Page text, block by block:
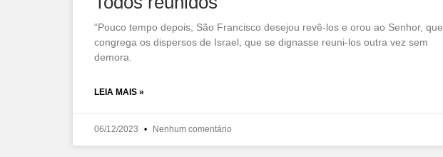
“Pouco tempo depois, São Francisco desejou revê-los e orou ao Senhor, que
congrega os dispersos de Israel, que se dignasse reuni-los outra vez sem
demora.
LEIA MAIS »
06/12/2023 Nenhum comentário